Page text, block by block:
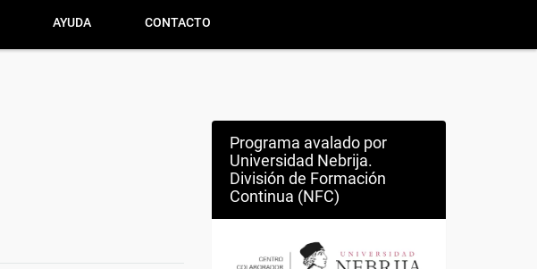
AYUDA CONTACTO
Programa avalado por
Universidad Nebrija.
División de Formación
Continua (NFC)